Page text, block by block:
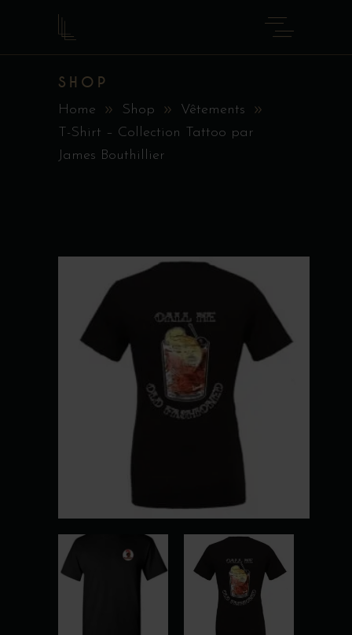
SHOP
Home Shop
Vêtements
T-Shirt – Collection Tattoo par
James Bouthillier